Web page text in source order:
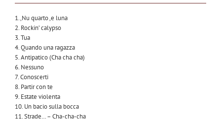
1. ‚Nu quarto ‚e luna
2. Rockin’ calypso
3. Tua
4. Quando una ragazza
5. Antipatico (Cha cha cha)
6. Nessuno
7. Conoscerti
8. Partir con te
9. Estate violenta
10. Un bacio sulla bocca
11. Strade… – Cha-cha-cha